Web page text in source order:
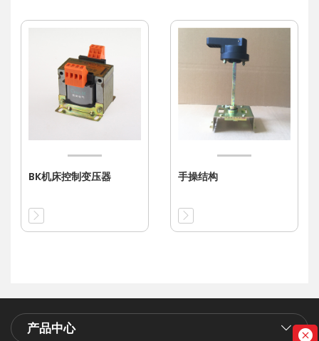
BK机床控制变压器 手操结构
产品中心